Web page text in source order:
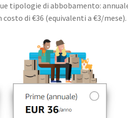
tipologie di abbobamento:
di €36 (equivalenti a €3/mese).